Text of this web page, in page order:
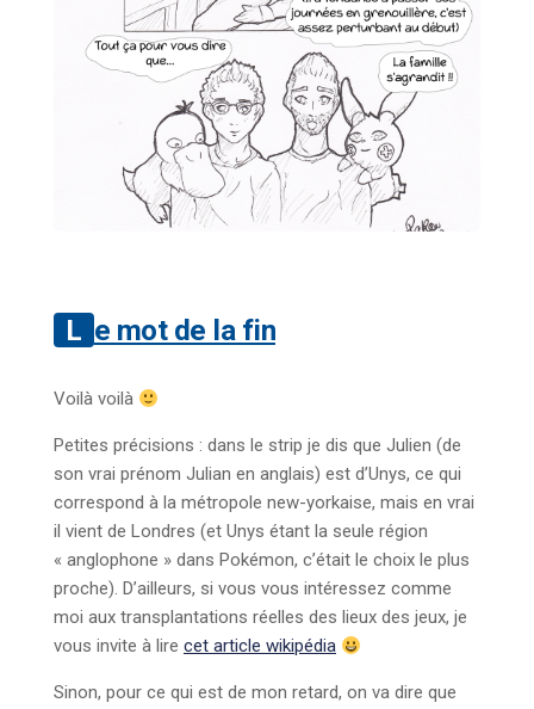
Le mot de la fin
Voilà voilà
Petites précisions : dans le strip je dis que Julien (de
son vrai prénom Julian en anglais) est d’Unys, ce qui
correspond à la métropole new-yorkaise, mais en vrai
il vient de Londres (et Unys étant la seule région
« anglophone » dans Pokémon, c’était le choix le plus
proche). D’ailleurs, si vous vous intéressez comme
moi aux transplantations réelles des lieux des jeux, je
vous invite à lire cet article wikipédia
Sinon, pour ce qui est de mon retard, on va dire que